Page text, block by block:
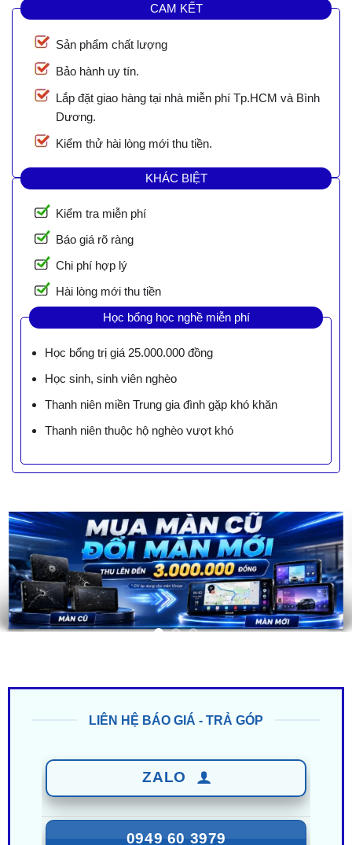
CAM KẾT
Sản phẩm chất lượng
Bảo hành uy tín.
Lắp đặt giao hàng tại nhà miễn phí Tp.HCM và Bình
Dương.
Kiểm thử hài lòng mới thu tiền.
KHÁC BIỆT
Kiểm tra miễn phí
Báo giá rõ ràng
Chi phí hợp lý
Hài lòng mới thu tiền
Học bổng học nghề miễn phí
Học bổng trị giá 25.000.000 đồng
Học sinh, sinh viên nghèo
Thanh niên miền Trung gia đình gặp khó khăn
Thanh niên thuộc hộ nghèo vượt khó
0949 60 3979